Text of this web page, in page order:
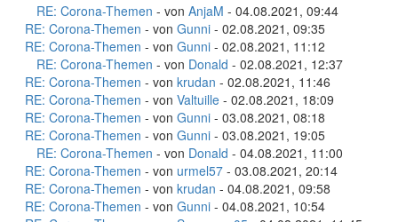
RE: Corona-Themen - von AnjaM - 04.08.2021, 09:44
RE: Corona-Themen - von Gunni - 02.08.2021, 09:35
RE: Corona-Themen - von Gunni - 02.08.2021, 11:12
RE: Corona-Themen - von Donald - 02.08.2021, 12:37
RE: Corona-Themen - von krudan - 02.08.2021, 11:46
RE: Corona-Themen - von Valtuille - 02.08.2021, 18:09
RE: Corona-Themen - von Gunni - 03.08.2021, 08:18
RE: Corona-Themen - von Gunni - 03.08.2021, 19:05
RE: Corona-Themen - von Donald - 04.08.2021, 11:00
RE: Corona-Themen - von urmel57 - 03.08.2021, 20:14
RE: Corona-Themen - von krudan - 04.08.2021, 09:58
RE: Corona-Themen - von Gunni - 04.08.2021, 10:54